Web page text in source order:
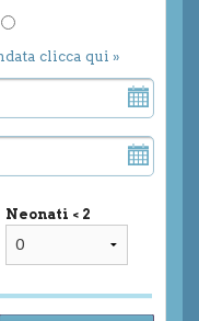
clicca qui »
Neonati < 2